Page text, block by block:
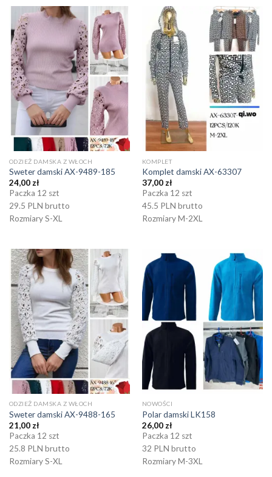
ODZIEŻ DAMSKA Z WŁOCH
Sweter damski AX-9489-185
24,00zł
Paczka 12 szt
29.5 PLN brutto
Rozmiary S-XL
KOMPLET
Komplet damski AX-63307
37,00zł
Paczka 12 szt
45.5 PLN brutto
Rozmiary M-2XL
ODZIEŻ DAMSKA Z WŁOCH
Sweter damski AX-9488-165
21,00 zł
Paczka 12 szt
25.8 PLN brutto
Rozmiary S-XL
NOWOŚCI
Polar damski LK158
26,00 zł
Paczka 12 szt
32 PLN brutto
Rozmiary M-3XL